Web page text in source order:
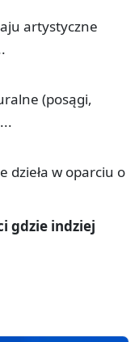
artystyczne
(posągi,
dzieła w oparciu o
gdzie indziej